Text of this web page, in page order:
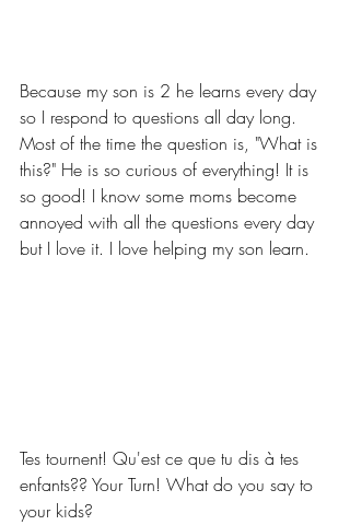
Because my son is 2 he learns every day
so I respond to questions all day long.
Most of the time the question is, "What is
this?" He is so curious of everything! It is
so good! I know some moms become
annoyed with all the questions every day
but I love it. I love helping my son learn.
Tes tournent! Qu'est ce que tu dis à tes
enfants?? Your Turn! What do you say to
your kids?